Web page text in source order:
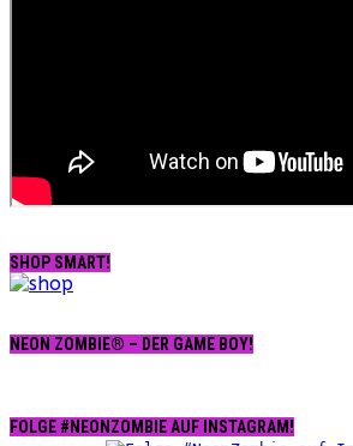
SHOP SMART!
NEON ZOMBIE® – DER GAME BOY!
FOLGE #NEONZOMBIE AUF INSTAGRAM!